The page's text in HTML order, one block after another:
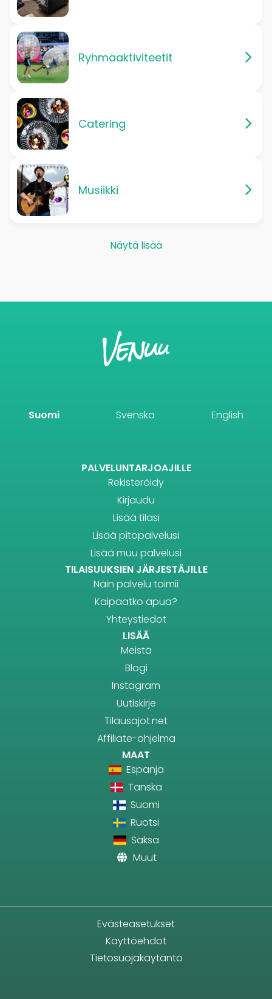
Ryhmäaktiviteetit
Catering
Musiikki
Näytä lisää
Suomi Svenska English
PALVELUNTARJOAJILLE
Rekisteröidy
Kirjaudu
Lisää tilasi
Lisää pitopalvelusi
Lisää muu palvelusi
TILAISUUKSIEN JÄRJESTÄJILLE
Näin palvelu toimii
Kaipaatko apua?
Yhteystiedot
LISÄÄ
Meistä
Blogi
Instagram
Uutiskirje
Tilausajot.net
Affiliate-ohjelma
MAAT
Espanja
Tanska
Suomi
Ruotsi
Saksa
Muut
Evästeasetukset
Käyttöehdot
Tietosuojakäytäntö